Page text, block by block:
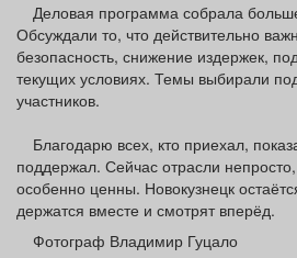
Деловая программа собрала
Обсуждали то, что действительно
безопасность, снижение издержек,
текущих условиях. Темы выбирали
участников.
Благодарю всех, кто приехал,
поддержал. Сейчас отрасли непросто,
особенно ценны. Новокузнецк
держатся вместе и смотрят вперёд.
Фотограф Владимир Гуцало